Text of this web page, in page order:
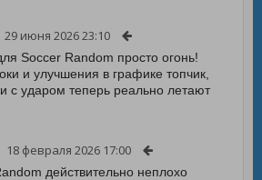
29 июня 2026 23:10
Soccer Random просто огонь!
и улучшения в графике топчик,
с ударом теперь реально летают
18 февраля 2026 17:00
действительно неплохо